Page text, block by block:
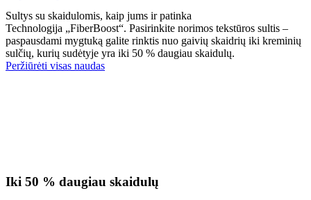
Sultys su skaidulomis, kaip jums ir patinka
Technologija „FiberBoost“. Pasirinkite norimos tekstūros sultis –
paspausdami mygtuką galite rinktis nuo gaivių skaidrių iki kreminių
sulčių, kurių sudėtyje yra iki 50 % daugiau skaidulų.
Peržiūrėti visas naudas
Iki 50 % daugiau skaidulų